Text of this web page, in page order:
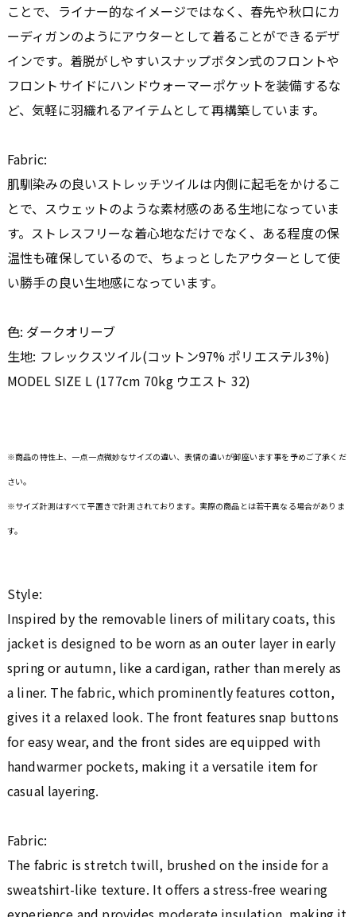
ことで、ライナー的なイメージではなく、春先や秋口にカ
ーディガンのようにアウターとして着ることができるデザ
インです。着脱がしやすいスナップボタン式のフロントや
フロントサイドにハンドウォーマーポケットを装備するな
ど、気軽に羽織れるアイテムとして再構築しています。
Fabric:
肌馴染みの良いストレッチツイルは内側に起毛をかけるこ
とで、スウェットのような素材感のある生地になっていま
す。ストレスフリーな着心地なだけでなく、ある程度の保
温性も確保しているので、ちょっとしたアウターとして使
い勝手の良い生地感になっています。
色: ダークオリーブ
生地: フレックスツイル(コットン97% ポリエステル3%)
MODEL SIZE L (177cm 70kg ウエスト 32)
※商品の特性上、一点一点微妙なサイズの違い、表情の違いが御座います事を予めご了承くだ
さい。
※サイズ計測はすべて平置きで計測されております。実際の商品とは若干異なる場合がありま
す。
Style:
Inspired by the removable liners of military coats, this
jacket is designed to be worn as an outer layer in early
spring or autumn, like a cardigan, rather than merely as
a liner. The fabric, which prominently features cotton,
gives it a relaxed look. The front features snap buttons
for easy wear, and the front sides are equipped with
handwarmer pockets, making it a versatile item for
casual layering.
Fabric:
The fabric is stretch twill, brushed on the inside for a
sweatshirt-like texture. It offers a stress-free wearing